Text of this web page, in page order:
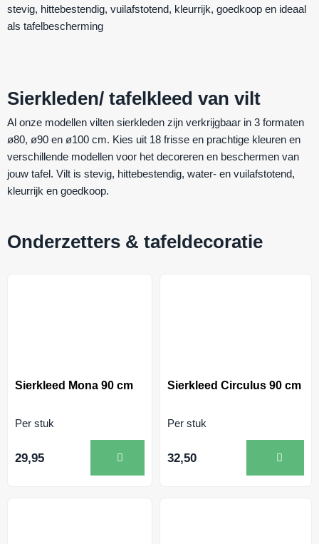
stevig, hittebestendig, vuilafstotend, kleurrijk, goedkoop en ideaal
als tafelbescherming
Sierkleden/ tafelkleed van vilt
Al onze modellen vilten sierkleden zijn verkrijgbaar in 3 formaten
ø80, ø90 en ø100 cm. Kies uit 18 frisse en prachtige kleuren en
verschillende modellen voor het decoreren en beschermen van
jouw tafel. Vilt is stevig, hittebestendig, water- en vuilafstotend,
kleurrijk en goedkoop.
Onderzetters & tafeldecoratie
Sierkleed Mona 90 cm
Per stuk
29,95
Sierkleed Circulus 90 cm
Per stuk
32,50